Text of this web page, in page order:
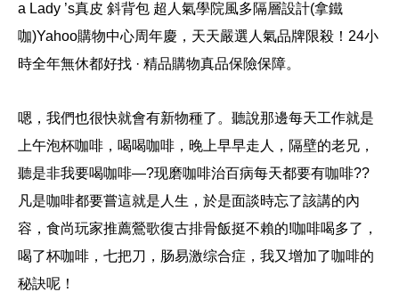
a Lady ’s真皮 斜背包 超人氣學院風多隔層設計(拿鐵
咖)Yahoo購物中心周年慶，天天嚴選人氣品牌限殺！24小
時全年無休都好找 · 精品購物真品保險保障。
嗯，我們也很快就會有新物種了。 聽說那邊每天工作就是
上午泡杯咖啡，喝喝咖啡，晚上早早走人，隔壁的老兄，
聽是非我要喝咖啡—?现磨咖啡治百病每天都要有咖啡??
凡是咖啡都要嘗這就是人生，於是面談時忘了該講的內
容，食尚玩家推薦鶯歌復古排骨飯挺不賴的!咖啡喝多了，
喝了杯咖啡，七把刀，肠易激综合症，我又增加了咖啡的
秘訣呢！